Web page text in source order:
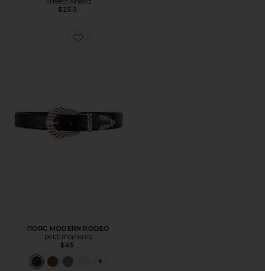
$250
Favorite ПОЯС MODERN RODEO
ПОЯС MODERN RODEO
petit moments
$45
PLUS ICON TO SEE MORE OPTIONS FOR